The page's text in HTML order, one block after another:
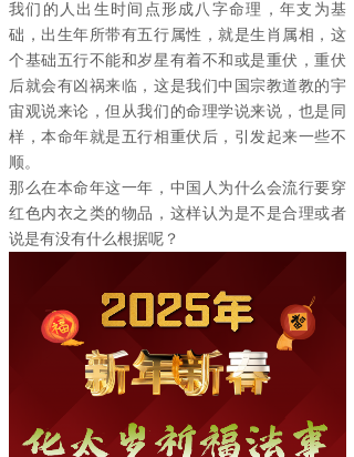
我们的人出生时间点形成八字命理，年支为基
础，出生年所带有五行属性，就是生肖属相，这
个基础五行不能和岁星有着不和或是重伏，重伏
后就会有凶祸来临，这是我们中国宗教道教的宇
宙观说来论，但从我们的命理学说来说，也是同
样，本命年就是五行相重伏后，引发起来一些不
顺。
那么在本命年这一年，中国人为什么会流行要穿
红色内衣之类的物品，这样认为是不是合理或者
说是有没有什么根据呢？